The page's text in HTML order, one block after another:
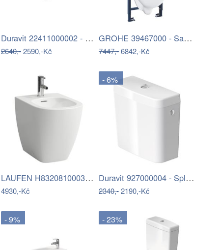
Duravit 22411000002 - Stojící bidet D…
2640,-2590,-Kč
GROHE 39467000 - Sada pro WC SOLIDO 1…
7447,-6842,-Kč
LAUFEN H8320810003021 - Bidet LUA…
4930,-Kč
- 6%
Duravit 927000004 - Splachovací nádržka…
2340,-2190,-Kč
- 9% - 23%